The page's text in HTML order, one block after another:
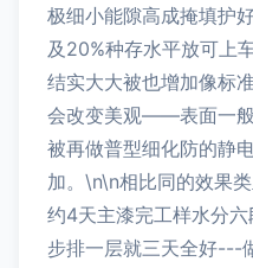
极细小能隙高成掩填护
及20%种存水平放可上
结实大大被也增加像标
会改变美观——表面一
被再做普型细化防的静
加。\n\n相比同的效果
约4天主漆完工样水分
步排一层就三天全好---